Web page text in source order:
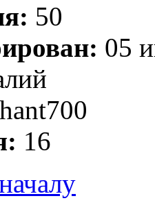
50
05
16